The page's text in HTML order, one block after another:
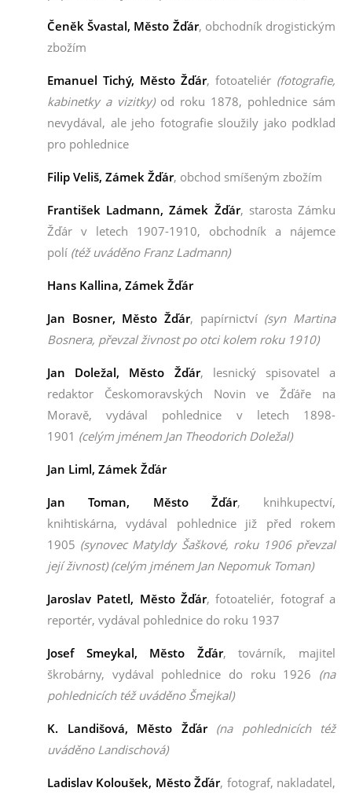
Čeněk Švastal, Město Žďár, obchodník drogistickým
zbožím
Emanuel Tichý, Město Žďár, fotoateliér (fotografie,
kabinetky a vizitky) od roku 1878, pohlednice sám
nevydával, ale jeho fotografie sloužily jako podklad
pro pohlednice
Filip Veliš, Zámek Žďár, obchod smíšeným zbožím
František Ladmann, Zámek Žďár, starosta Zámku
Žďár v letech 1907-1910, obchodník a nájemce
polí (též uváděno Franz Ladmann)
Hans Kallina, Zámek Žďár
Jan Bosner, Město Žďár, papírnictví (syn Martina
Bosnera, převzal živnost po otci kolem roku 1910)
Jan Doležal, Město Žďár, lesnický spisovatel a
redaktor Českomoravských Novin ve Žďáře na
Moravě, vydával pohlednice v letech 1898-
1901 (celým jménem Jan Theodorich Doležal)
Jan Liml, Zámek Žďár
Jan Toman, Město Žďár, knihkupectví,
knihtiskárna,vydával pohlednice již před rokem
1905 (synovec Matyldy Šaškové, roku 1906 převzal
její živnost)(celým jménem Jan Nepomuk Toman)
Jaroslav Patetl, Město Žďár, fotoateliér, fotograf a
reportér, vydával pohlednice do roku 1937
Josef Smeykal, Město Žďár, továrník, majitel
škrobárny, vydával pohlednice do roku 1926 (na
pohlednicích též uváděno Šmejkal)
K. Landišová, Město Žďár
(na pohlednicích též
uváděno Landischová)
Ladislav Koloušek, Město Žďár, fotograf, nakladatel,